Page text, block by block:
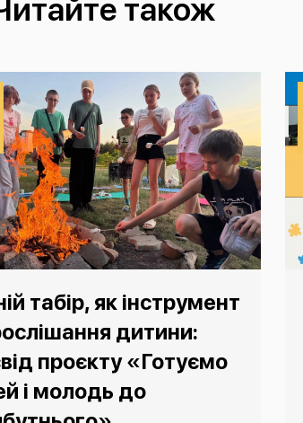
також
табір, як інструмент
дитини:
проєкту «Готуємо
і молодь до